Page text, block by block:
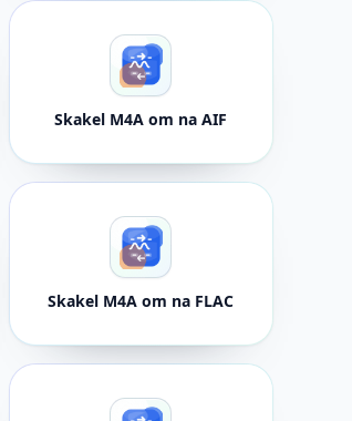
Skakel M4A om na AIF
Skakel M4A om na FLAC